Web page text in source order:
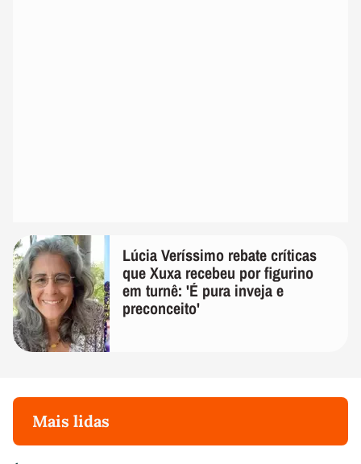
Lúcia Veríssimo rebate críticas
que Xuxa recebeu por figurino
em turnê: 'É pura inveja e
preconceito'
Mais lidas